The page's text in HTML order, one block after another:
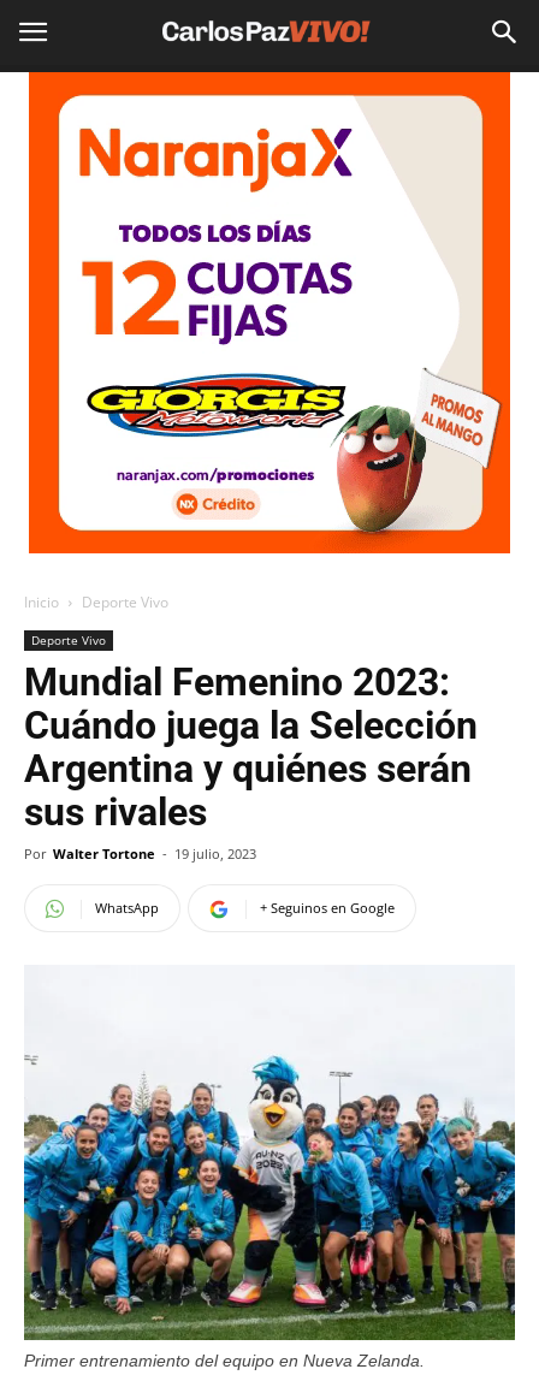
Inicio Deporte Vivo
Deporte Vivo
Mundial Femenino 2023:
Cuándo juega la Selección
Argentina y quiénes serán
sus rivales
Por Walter Tortone - 19 julio, 2023
WhatsApp + Seguinos en Google
Primer entrenamiento del equipo en Nueva Zelanda.